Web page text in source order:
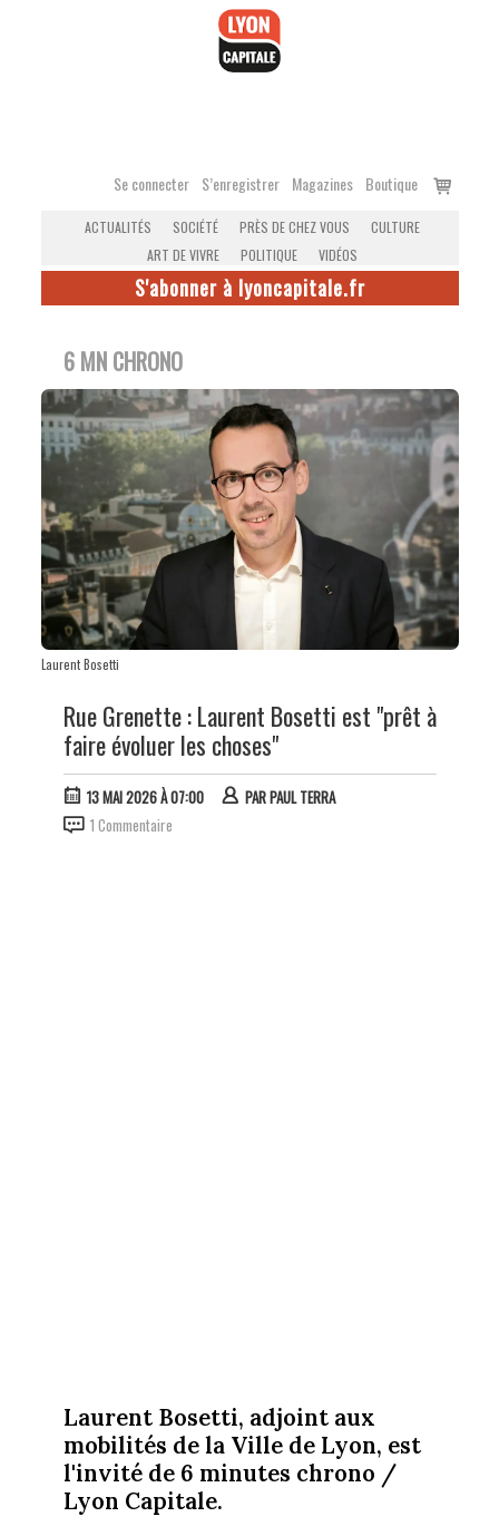
Se connecter S’enregistrer Magazines Boutique
Voir
ACTUALITÉS SOCIÉTÉ PRÈS DE CHEZ VOUS
CULTURE
ART DE VIVRE
POLITIQUE VIDÉOS
S'abonner à lyoncapitale.fr
6 MN CHRONO
Laurent Bosetti
Rue Grenette : Laurent Bosetti est "prêt à
faire évoluer les choses"
13 MAI 2026 À 07:00 PARPAUL TERRA
1 Commentaire
Laurent Bosetti, adjoint aux
mobilités de la Ville de Lyon, est
l'invité de 6 minutes chrono /
Lyon Capitale.